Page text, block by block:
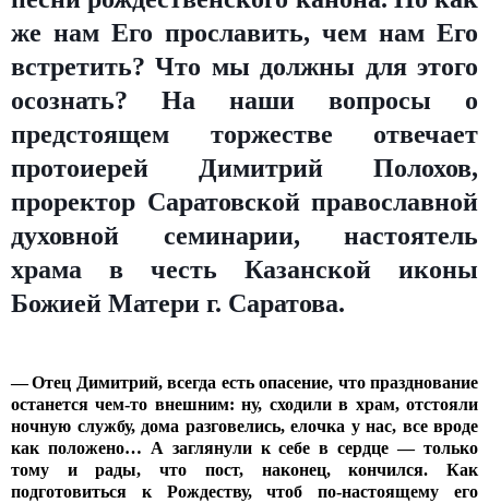
же нам Его прославить, чем нам Его
встретить? Что мы должны для этого
осознать? На наши вопросы о
предстоящем торжестве отвечает
протоиерей Димитрий Полохов,
проректор Саратовской православной
духовной семинарии, настоятель
храма в честь Казанской иконы
Божией Матери г. Саратова.
— Отец Димитрий, всегда есть опасение, что празднование
останется чем-то внешним: ну, сходили в храм, отстояли
ночную службу, дома разговелись, елочка у нас, все вроде
как положено… А заглянули к себе в сердце — только
тому и рады, что пост, наконец, кончился. Как
подготовиться к Рождеству, чтоб по-настоящему его